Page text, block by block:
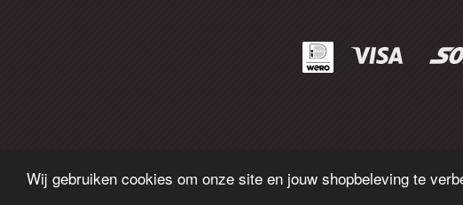
Wij gebruiken cookies om onze site en jouw shopbeleving te